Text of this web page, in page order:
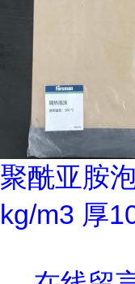
聚酰亚胺
kg/m3 厚